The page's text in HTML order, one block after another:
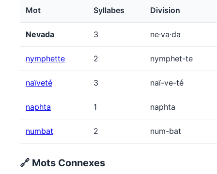
Mot Syllabes Division
Nevada 3 ne·va·da
nymphette 2 nymphet-te
naïveté 3 naï-ve-té
naphta 1 naphta
numbat 2 num-bat
🔗 Mots Connexes